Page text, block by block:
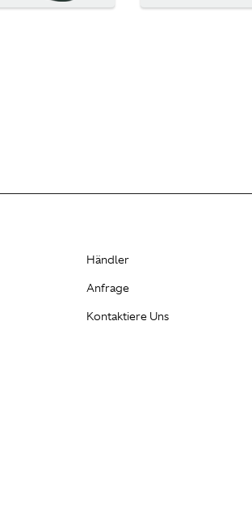
Händler
Anfrage
Kontaktiere Uns